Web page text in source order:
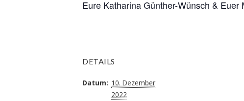
Eure Katharina Günther-Wünsch & Euer
DETAILS
Datum: 10. Dezember
2022